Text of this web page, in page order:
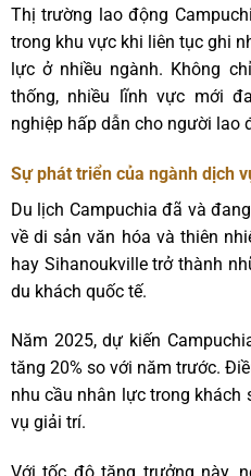
Thị trường lao động
trong khu vực khi liên tục ghi
lực ở nhiều ngành. Không
thống, nhiều lĩnh vực mới
nghiệp hấp dẫn cho người lao
Sự phát triển của ngành dịch
Du lịch Campuchia đã và
về di sản văn hóa và thiên
hay Sihanoukville trở thành
du khách quốc tế.
Năm 2025, dự kiến
tăng 20% so với năm trước.
nhu cầu nhân lực trong khách
vụ giải trí.